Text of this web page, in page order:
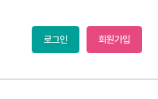
로그인 회원가입